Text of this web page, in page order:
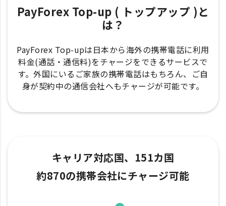
PayForex Top-up ( トップアップ )と
は？
PayForex Top-upは日本から海外の携帯電話に利用
料金(通話・通信料)をチャージをできるサービスで
す。外国にいるご家族の携帯電話はもちろん、ご自
身が契約中の通信会社へもチャージが可能です。
キャリア対応国、151カ国
約870の携帯会社にチャージ可能